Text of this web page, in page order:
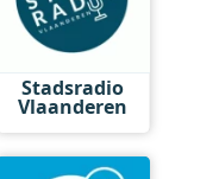
Stadsradio
Vlaanderen